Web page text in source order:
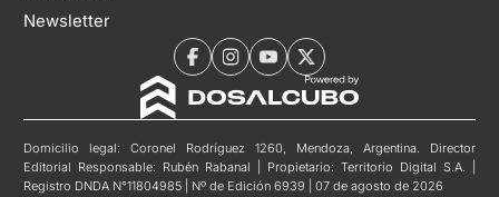
Newsletter
Domicilio legal: Coronel Rodríguez 1260, Mendoza, Argentina. Director
Editorial Responsable: Rubén Rabanal | Propietario: Territorio Digital S.A. |
Registro DNDA N°11804985 | Nº de Edición 6939 | 07 de agosto de 2026